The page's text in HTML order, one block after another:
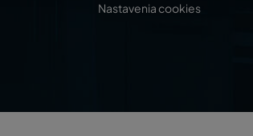
Nastavenia cookies